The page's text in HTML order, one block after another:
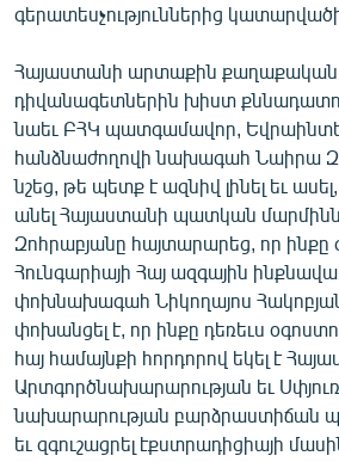
գերատեսչություններից
Հայաստանի արտաքին
դիվանագետներին խիստ
նաեւ ԲՀԿ պատգամավոր,
հանձնաժողովի նախագահ Նաիրա
նշեց, թե պետք է ազնիվ լինել եւ
անել Հայաստանի պատկան
Զոհրաբյանը հայտարարեց, որ ինքը
Հունգարիայի Հայ ազգային
փոխնախագահ Նիկողայոս
փոխանցել է, որ ինքը դեռեւս
հայ համայնքի հորդորով եկել է
Արտգործնախարարության եւ
նախարարության բարձրաստիճան
եւ զգուշացրել էքստրադիցիայի